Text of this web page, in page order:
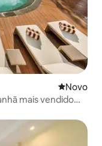
Novo
Novo
mais vendido